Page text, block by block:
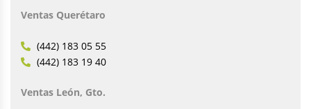
Ventas Querétaro
(442) 183 05 55
(442) 183 19 40
Ventas León, Gto.